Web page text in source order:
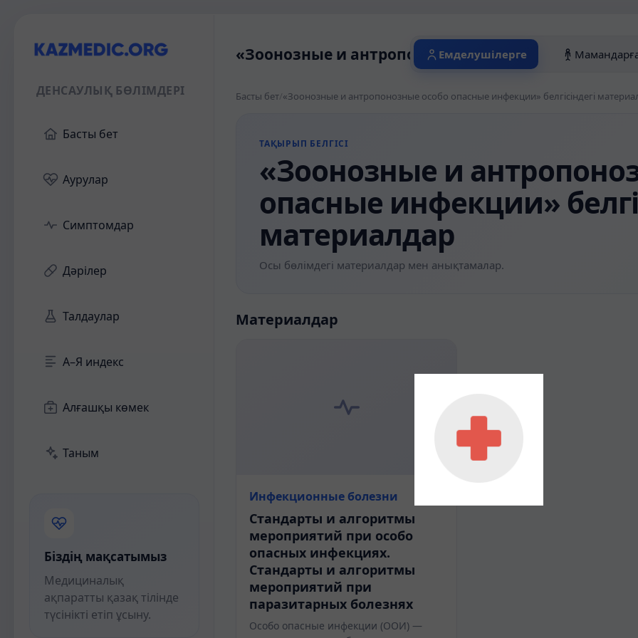
ДЕНСАУЛЫҚ БӨЛІМДЕРІ
Басты бет
Аурулар
Симптомдар
Дәрілер
Талдаулар
А–Я индекс
Алғашқы көмек
Таным
Біздің мақсатымыз
Медициналық
ақпаратты қазақ тілінде
түсінікті етіп ұсыну.
«Зоонозные и антропонозные особо опасные
Емделушілерге
Басты бет/«Зоонозные и антропонозные особо опасные инфекции» белгісіндегі
ТАҚЫРЫП БЕЛГІСІ
«Зоонозные и
опасные инфекции»
материалдар
Осы бөлімдегі материалдар мен анықтамалар.
Материалдар
Инфекционные болезни
Стандарты и алгоритмы
мероприятий при особо
опасных инфекциях.
Стандарты и алгоритмы
мероприятий при
паразитарных болезнях
Особо опасные инфекции (ООИ) —